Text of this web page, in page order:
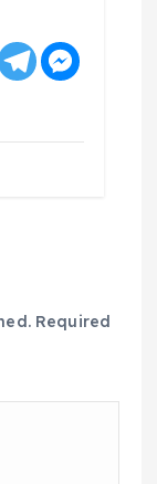
Required